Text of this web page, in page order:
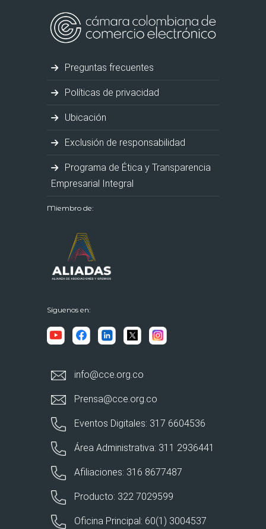
Preguntas frecuentes
Políticas de privacidad
Ubicación
Exclusión de responsabilidad
Programa de Ética y Transparencia
Empresarial Integral
Miembro de:
Síguenos en:
info@cce.org.co
Prensa@cce.org.co
Eventos Digitales: 317 6604536
Área Administrativa: 311 2936441
Afiliaciones: 316 8677487
Producto: 322 7029599
Oficina Principal: 60(1) 3004537